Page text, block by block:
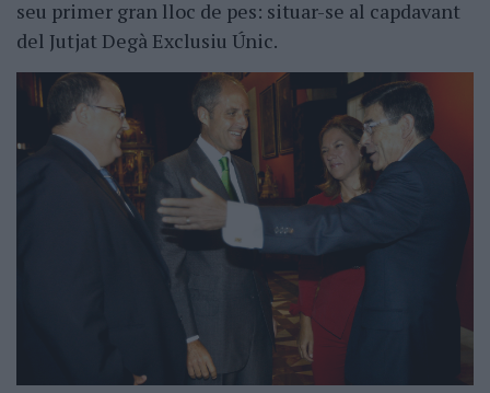
seu primer gran lloc de pes: situar-se al capdavant
del Jutjat Degà Exclusiu Únic.